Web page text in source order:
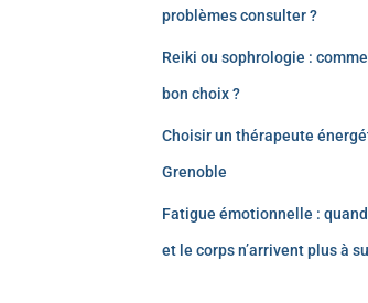
problèmes consulter ?
Reiki ou sophrologie :
bon choix ?
Choisir un thérapeute
Grenoble
Fatigue émotionnelle :
et le corps n’arrivent plus à